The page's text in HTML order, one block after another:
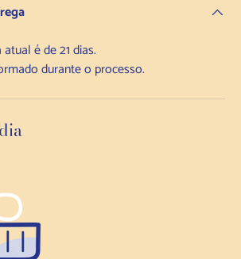
é de 21 dias.
durante o processo.